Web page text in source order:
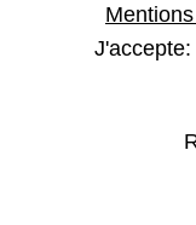
J'accepte: